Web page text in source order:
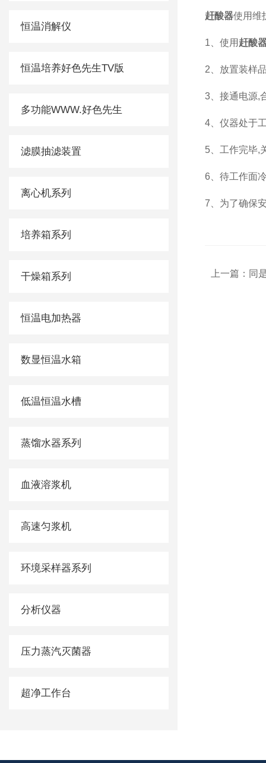
恒温消解仪
恒温培养好色先生TV版
多功能WWW.好色先生
滤膜抽滤装置
离心机系列
培养箱系列
干燥箱系列
恒温电加热器
数显恒温水箱
低温恒温水槽
蒸馏水器系列
血液溶浆机
高速匀浆机
环境采样器系列
分析仪器
压力蒸汽灭菌器
超净工作台
赶酸器使用维
1、使用 赶酸
2、放置装
3、接通
4、仪器处于
5、工作完
6、待工作
7、为了确保
上一篇： 同